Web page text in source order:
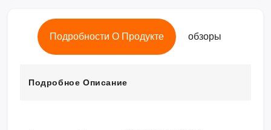
Подробности О Продукте обзоры
Подробное Описание